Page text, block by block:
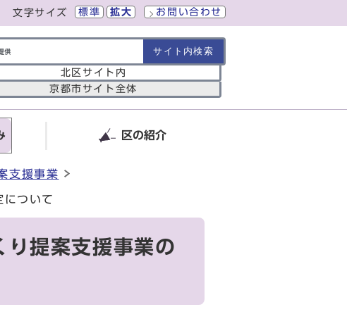
文字サイズ 標準 拡大 お問い合わせ
索の範囲
北区サイト内
京都市サイト全体
区の紹介
支援事業
ついて
提案支援事業の